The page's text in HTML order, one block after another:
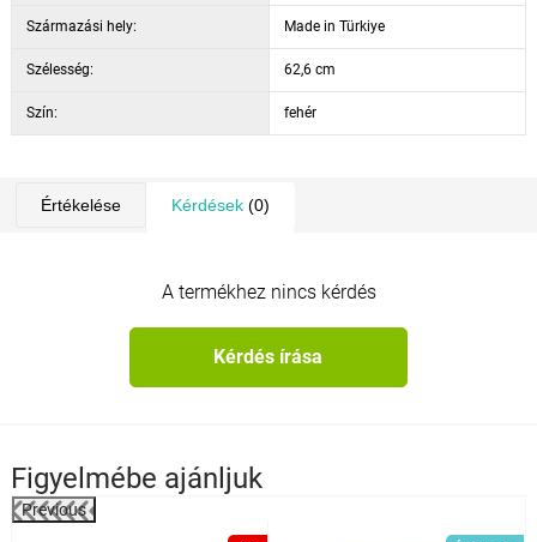
Származási hely: Made in Türkiye
Szélesség: 62,6 cm
Szín: fehér
Értékelése Kérdések(0)
A termékhez nincs kérdés
Kérdés írása
Figyelmébe ajánljuk
Previous